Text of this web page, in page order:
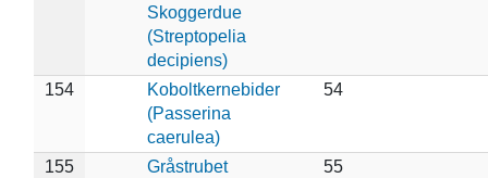
Skoggerdue
(Streptopelia
decipiens)
154
Koboltkernebider
(Passerina
caerulea)
54
155
Gråstrubet
55